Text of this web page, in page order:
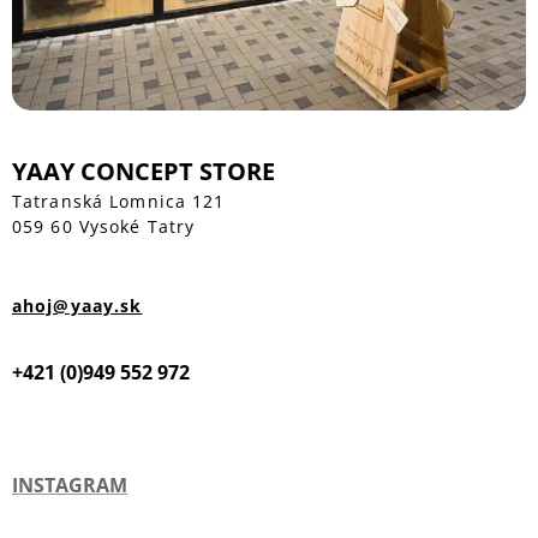
YAAY CONCEPT STORE
Tatranská Lomnica 121
059 60 Vysoké Tatry
ahoj@yaay.sk
+421 (0)949 552 972
INSTAGRAM